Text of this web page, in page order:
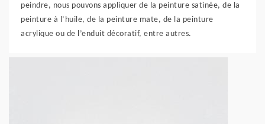
peindre, nous pouvons appliquer de la peinture satinée, de la
peinture à l’huile, de la peinture mate, de la peinture
acrylique ou de l’enduit décoratif, entre autres.